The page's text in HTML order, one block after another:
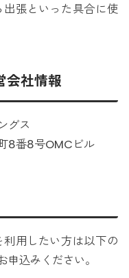
張といった具合に使
会社情報
グス
8番8号OMCビル
用したい方は以下の
込みください。